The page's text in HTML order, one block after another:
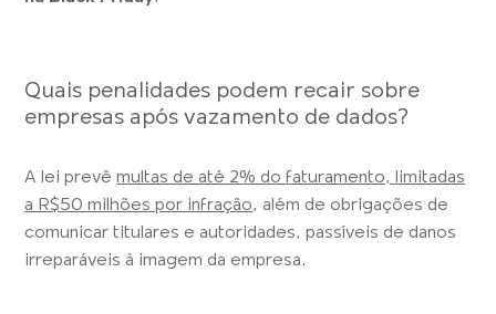
Quais penalidades podem recair sobre
empresas após vazamento de dados?
A lei prevêmultas de até 2% do faturamento, limitadas
a R$50 milhões por infração, além de obrigações de
comunicar titulares e autoridades, passíveis de danos
irreparáveis à imagem da empresa.